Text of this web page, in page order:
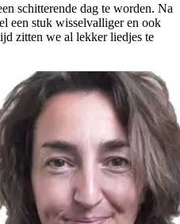
schitterende dag te worden. Na
een stuk wisselvalliger en ook
zitten we al lekker liedjes te